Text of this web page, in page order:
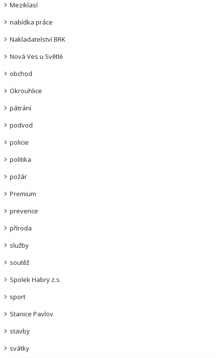
Meziklasí
nabídka práce
Nakladatelství BRK
Nová Ves u Světlé
obchod
Okrouhlice
pátrání
podvod
policie
politika
požár
Premium
prevence
příroda
služby
soutěž
Spolek Habry z.s.
sport
Stanice Pavlov
stavby
svátky